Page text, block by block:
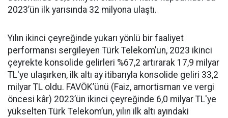
2023’ün ilk yarısında 32 milyona ulaştı.
Yılın ikinci çeyreğinde yukarı yönlü bir faaliyet
performansı sergileyen Türk Telekom’un, 2023 ikinci
çeyrekte konsolide gelirleri %67,2 artırarak 17,9 milyar
TL'ye ulaşırken, ilk altı ay itibarıyla konsolide geliri 33,2
milyar TL oldu. FAVÖK’ünü (Faiz, amortisman ve vergi
öncesi kâr) 2023’ün ikinci çeyreğinde 6,0 milyar TL'ye
yükselten Türk Telekom’un, yılın ilk altı ayındaki